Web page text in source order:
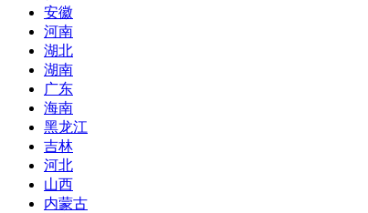
安徽
河南
湖北
湖南
广东
海南
黑龙江
吉林
河北
山西
内蒙古